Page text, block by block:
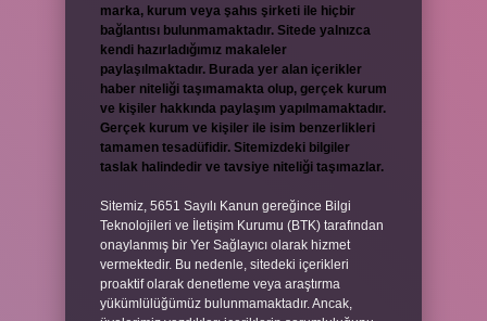
marka, kurum veya şahıs şirketi ile hiçbir
bağlantısı bulunmamaktadır. Sitede yalnızca
kendi hazırladığımız makaleler
paylaşılmaktadır. Burada yer alan içerikler
haber niteliği taşımamakta olup, gerçek kurum
ve kişiler hakkında paylaşım yapılmamaktadır.
Gerçek kurum ve kişiler ile isim benzerlikleri
tamamen tesadüfidir. Sitemizdeki bilgiler
taslak halindedir ve tavsiye niteliği taşımazlar.
Sitemiz, 5651 Sayılı Kanun gereğince Bilgi
Teknolojileri ve İletişim Kurumu (BTK) tarafından
onaylanmış bir Yer Sağlayıcı olarak hizmet
vermektedir. Bu nedenle, sitedeki içerikleri
proaktif olarak denetleme veya araştırma
yükümlülüğümüz bulunmamaktadır. Ancak,